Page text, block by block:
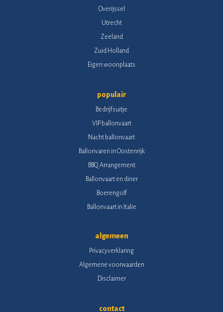
Overijssel
Utrecht
Zeeland
Zuid Holland
Eigen woonplaats
populair
Bedrijfsuitje
VIP ballonvaart
Nacht ballonvaart
Ballonvaren in Oostenrijk
BBQ Arrangement
Ballonvaart en diner
Boerengolf
Ballonvaart in Italie
algemeen
Privacyverklaring
Algemene voorwaarden
Disclaimer
contact